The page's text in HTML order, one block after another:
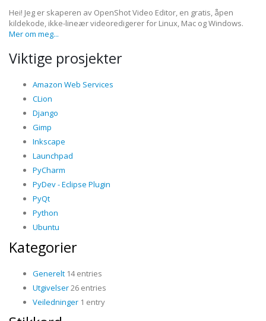
Hei! Jeg er skaperen av OpenShot Video Editor, en gratis, åpen
kildekode, ikke-lineær videoredigerer for Linux, Mac og Windows.
Mer om meg...
Viktige prosjekter
Amazon Web Services
CLion
Django
Gimp
Inkscape
Launchpad
PyCharm
PyDev - Eclipse Plugin
PyQt
Python
Ubuntu
Kategorier
Generelt 14 entries
Utgivelser26 entries
Veiledninger 1 entry